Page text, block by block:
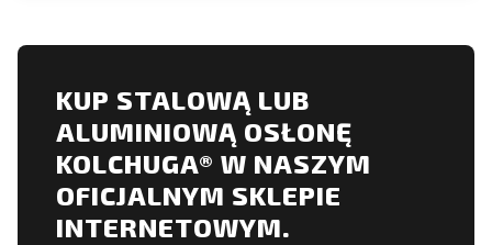
KUP STALOWĄ LUB
ALUMINIOWĄ OSŁONĘ
KOLCHUGA® W NASZYM
OFICJALNYM SKLEPIE
INTERNETOWYM.